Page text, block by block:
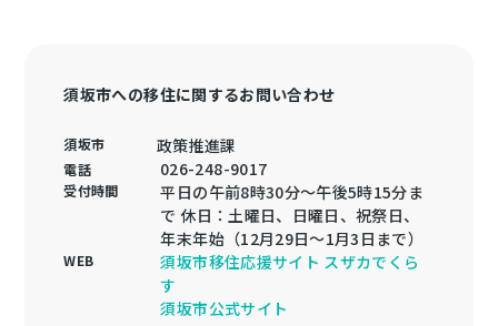
須坂市への移住に関するお問い合わせ
須坂市 政策推進課
電話 026-248-9017
受付時間
平日の午前8時30分～午後5時15分ま
で 休日：土曜日、日曜日、祝祭日、
年末年始（12月29日～1月3日まで）
WEB
須坂市移住応援サイト スザカでくら
す
須坂市公式サイト